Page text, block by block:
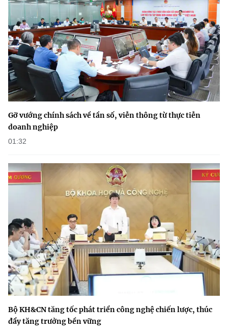
Gỡ vướng chính sách về tần số, viễn thông từ thực tiễn
doanh nghiệp
01:32
Bộ KH&CN tăng tốc phát triển công nghệ chiến lược, thúc
đẩy tăng trưởng bền vững